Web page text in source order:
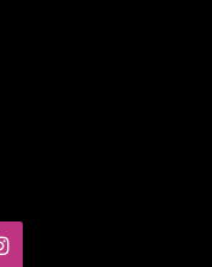
Instagram